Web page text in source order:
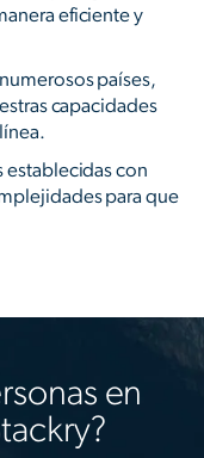
eficiente y
países,
capacidades
establecidas con
para que
en